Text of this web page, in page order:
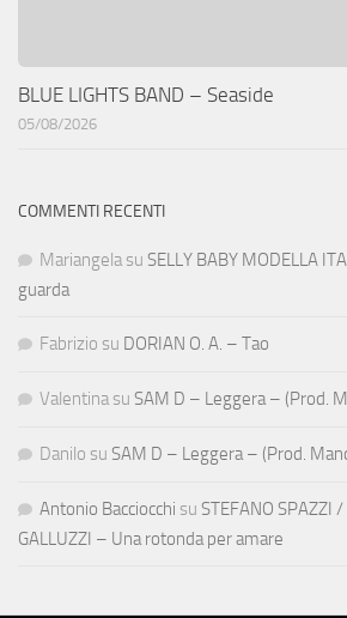
BLUE LIGHTS BAND – Seaside
05/08/2026
COMMENTI RECENTI
Mariangela su SELLY BABY MODELLA
guarda
Fabrizio su DORIAN O. A. – Tao
Valentina su SAM D – Leggera – (Prod.
Danilo su SAM D – Leggera – (Prod.
Antonio Bacciocchi su STEFANO SPAZZI
GALLUZZI – Una rotonda per amare